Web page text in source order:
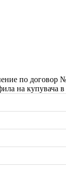
по договор
на купувача